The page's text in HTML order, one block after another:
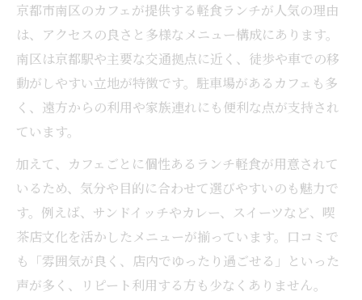
京都市南区のカフェが提供する軽食ランチが人気の理由
は、アクセスの良さと多様なメニュー構成にあります。
南区は京都駅や主要な交通拠点に近く、徒歩や車での移
動がしやすい立地が特徴です。駐車場があるカフェも多
く、遠方からの利用や家族連れにも便利な点が支持され
ています。
加えて、カフェごとに個性あるランチ軽食が用意されて
いるため、気分や目的に合わせて選びやすいのも魅力で
す。例えば、サンドイッチやカレー、スイーツなど、喫
茶店文化を活かしたメニューが揃っています。口コミで
も「雰囲気が良く、店内でゆったり過ごせる」といった
声が多く、リピート利用する方も少なくありません。